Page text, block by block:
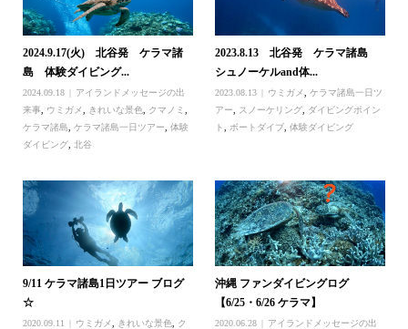
2024.9.17(火) 北谷発 ケラマ諸
島 体験ダイビング...
2024.09.18
アイランドメッセージの出
来事, ウミガメ, きれいな景色, クマノミ ,
ケラマ諸島, ケラマ諸島一日ツアー, 体験
ダイビング, 北谷
2023.8.13 北谷発 ケラマ諸島
シュノーケルand体...
2023.08.13 ウミガメ,ケラマ諸島一日ツ
アー, スノーケリング, ダイビングポイン
ト,ボートダイブ,体験ダイビング
9/11 ケラマ諸島1日ツアー ブログ
☆
2020.09.11 ウミガメ きれいな景色
ク
沖縄 ファンダイビングログ
【6/25・6/26 ケラマ】
2020.06.28
アイランドメッセージの出